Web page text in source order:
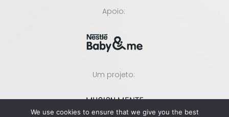
Apoio:
Um projeto:
We use cookies to ensure that we give you the best